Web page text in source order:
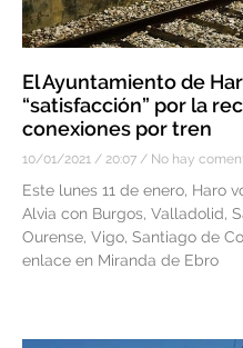
El Ayuntamiento de
“satisfacción” por la
conexiones por tren
10/01/2021 20:07 No hay
Este lunes 11 de enero, Haro
Alvia con Burgos, Valladolid,
Ourense, Vigo, Santiago de
enlace en Miranda de Ebro